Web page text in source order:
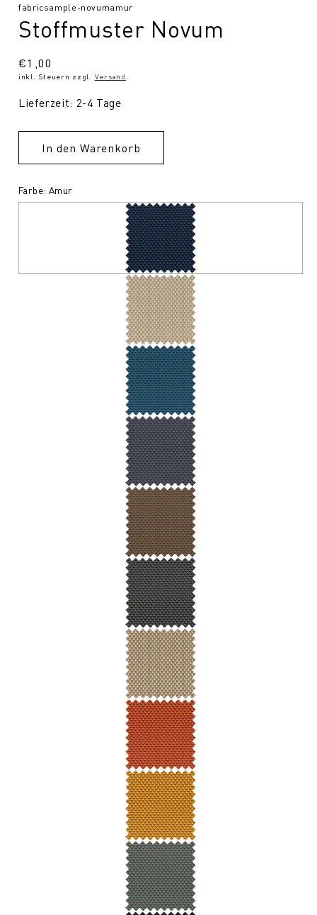
SKU:
fabricsample-novumamur
Stoffmuster Novum
Normaler
Preis
€1,00
inkl. Steuern zzgl. Versand
Lieferzeit: 2-4 Tage
In den Warenkorb
Farbe: Amur